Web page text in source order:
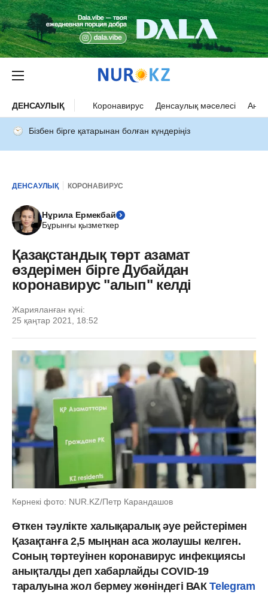
ДЕНСАУЛЫҚ Коронавирус Денсаулық мәселесі Ана
Бізбен бірге қатарынан болған күндеріңіз
ДЕНСАУЛЫҚ КОРОНАВИРУС
Нұрила Ермекбай
Бұрынғы қызметкер
Қазақстандық төрт азамат
өздерімен бірге Дубайдан
коронавирус "алып" келді
Жарияланған күні:
25 қаңтар 2021, 18:52
Көрнекі фото: NUR.KZ/Петр Карандашов
Өткен тәулікте халықаралық әуе рейстерімен
Қазақтанға 2,5 мыңнан аса жолаушы келген.
Соның төртеуінен коронавирус инфекциясы
анықталды деп хабарлайды COVID-19
таралуына жол бермеу жөніндегі ВАКTelegram